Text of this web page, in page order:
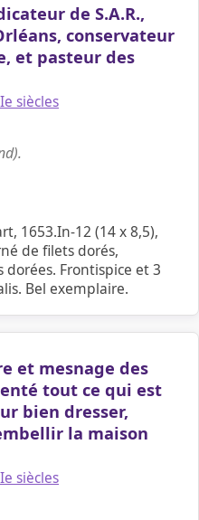
de S.A.R.,
conservateur
et pasteur des
siècles
1653.In-12 (14 x 8,5),
de filets dorés,
Frontispice et 3
Bel exemplaire.
et mesnage des
tout ce qui est
bien dresser,
la maison
siècles